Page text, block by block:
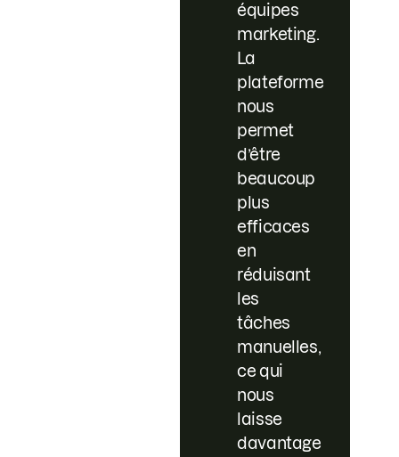
équipes
marketing.
La
plateforme
nous
permet
d’être
beaucoup
plus
efficaces
en
réduisant
les
tâches
manuelles,
ce qui
nous
laisse
davantage